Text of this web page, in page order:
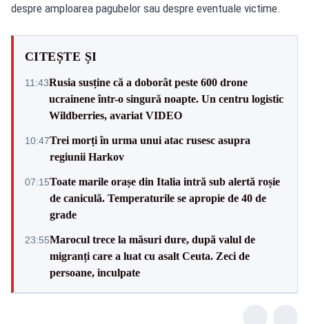
despre amploarea pagubelor sau despre eventuale victime.
CITEȘTE ȘI
11:43Rusia susține că a doborât peste 600 drone
ucrainene într-o singură noapte. Un centru logistic
Wildberries, avariat VIDEO
10:47Trei morți în urma unui atac rusesc asupra
regiunii Harkov
07:15Toate marile orașe din Italia intră sub alertă roșie
de caniculă. Temperaturile se apropie de 40 de
grade
23:55Marocul trece la măsuri dure, după valul de
migranți care a luat cu asalt Ceuta. Zeci de
persoane, inculpate